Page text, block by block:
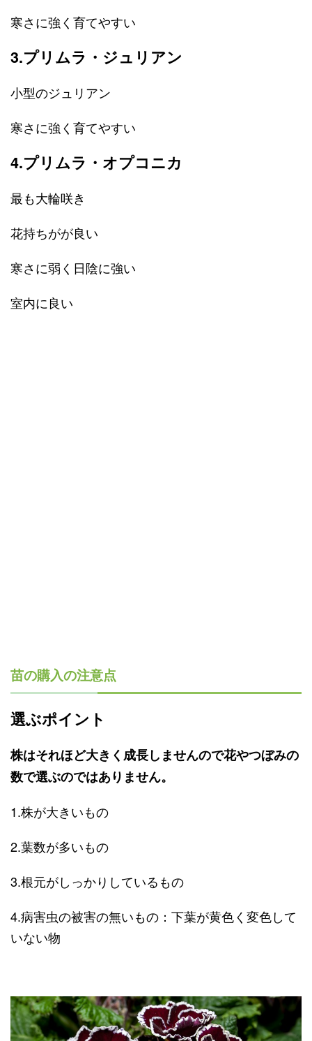
寒さに強く育てやすい
3.プリムラ・ジュリアン
小型のジュリアン
寒さに強く育てやすい
4.プリムラ・オプコニカ
最も大輪咲き
花持ちがが良い
寒さに弱く日陰に強い
室内に良い
苗の購入の注意点
選ぶポイント
株はそれほど大きく成長しませんので花やつぼみの
数で選ぶのではありません。
1.株が大きいもの
2.葉数が多いもの
3.根元がしっかりしているもの
4.病害虫の被害の無いもの：下葉が黄色く変色して
いない物